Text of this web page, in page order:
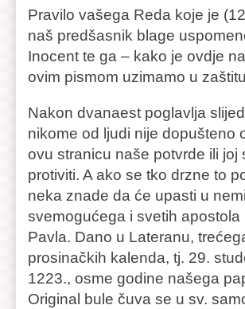
Pravilo vašega Reda koje je
naš predšasnik blage
Inocent te ga – kako je ovdje
ovim pismom uzimamo u
Nakon dvanaest poglavlja
nikome od ljudi nije dopušteno
ovu stranicu naše potvrde ili joj
protiviti. A ako se tko drzne to
neka znade da će upasti u
svemogućega i svetih apostola
Pavla. Dano u Lateranu,
prosinačkih kalenda, tj. 29.
1223., osme godine našega
Original bule čuva se u sv.